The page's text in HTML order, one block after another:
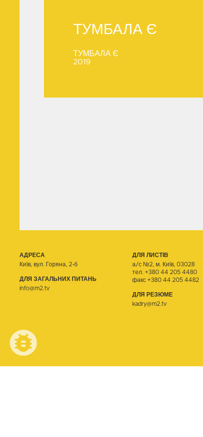
ТУМБАЛА Є
ТУМБАЛА Є
2019
АДРЕСА
Київ, вул. Горяна, 2-б
ДЛЯ ЗАГАЛЬНИХ ПИТАНЬ
info@m2.tv
ДЛЯ ЛИСТІВ
а/с №2, м. Київ, 03028
тел. +380 44 205 4480
факс +380 44 205 4482
ДЛЯ РЕЗЮМЕ
kadry@m2.tv